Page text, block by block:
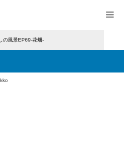
の風景EP69-花畑-